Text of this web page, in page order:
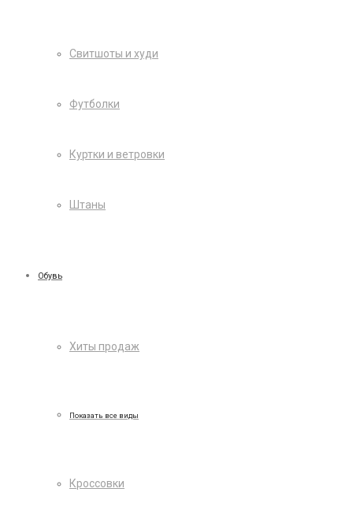
Свитшоты и худи
Футболки
Куртки и ветровки
Штаны
Обувь
Хиты продаж
Показать все виды
Кроссовки